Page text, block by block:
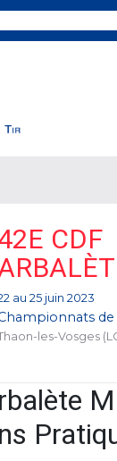
CDF
au 25 juin 2023
de
les-Vosges